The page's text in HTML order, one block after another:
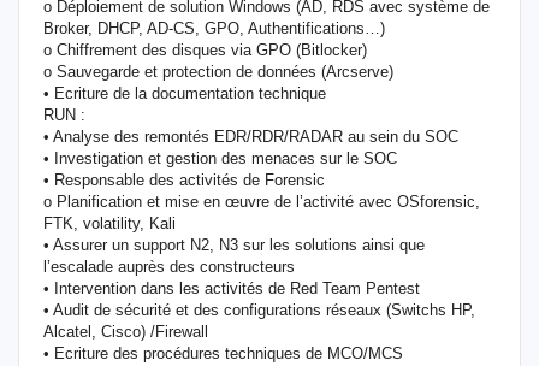
o Déploiement de solution Windows (AD, RDS avec système de
Broker, DHCP, AD-CS, GPO, Authentifications…)
o Chiffrement des disques via GPO (Bitlocker)
o Sauvegarde et protection de données (Arcserve)
• Ecriture de la documentation technique
RUN :
• Analyse des remontés EDR/RDR/RADAR au sein du SOC
• Investigation et gestion des menaces sur le SOC
• Responsable des activités de Forensic
o Planification et mise en œuvre de l’activité avec OSforensic,
FTK, volatility, Kali
• Assurer un support N2, N3 sur les solutions ainsi que
l’escalade auprès des constructeurs
• Intervention dans les activités de Red Team Pentest
• Audit de sécurité et des configurations réseaux (Switchs HP,
Alcatel, Cisco) /Firewall
• Ecriture des procédures techniques de MCO/MCS